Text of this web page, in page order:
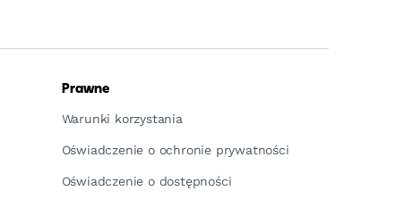
Prawne
Warunki korzystania
Oświadczenie o ochronie prywatności
Oświadczenie o dostępności